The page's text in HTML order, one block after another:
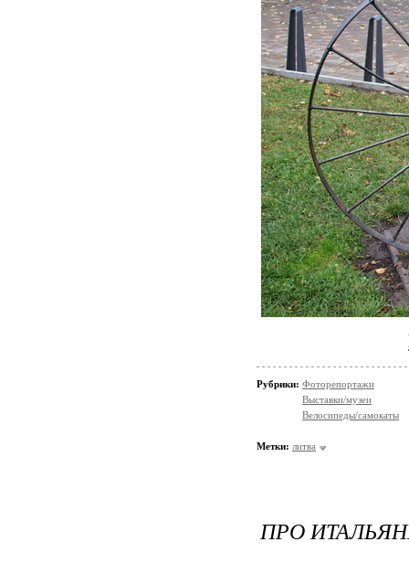
Рубрики: Фоторепортажи
Выставки/музеи
Велосипеды/самокаты
Метки: литва
ПРО